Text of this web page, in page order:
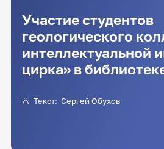
Участие студентов
геологического
интеллектуальной
цирка» в
Текст: Сергей Обухов